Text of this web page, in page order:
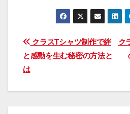
投
稿
ナ
ク
クラスTシャツ制作で絆
と感動を生む秘密の方法と
は